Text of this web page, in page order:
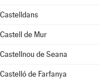
Castelldans
Castell de Mur
Castellnou de Seana
Castelló de Farfanya